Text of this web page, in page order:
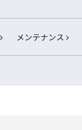
メンテナンス